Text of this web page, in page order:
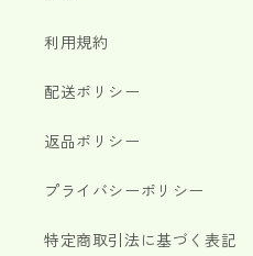
利用規約
配送ポリシー
返品ポリシー
プライバシーポリシー
特定商取引法に基づく表記